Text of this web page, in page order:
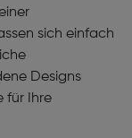
sich einfach
Designs
für Ihre